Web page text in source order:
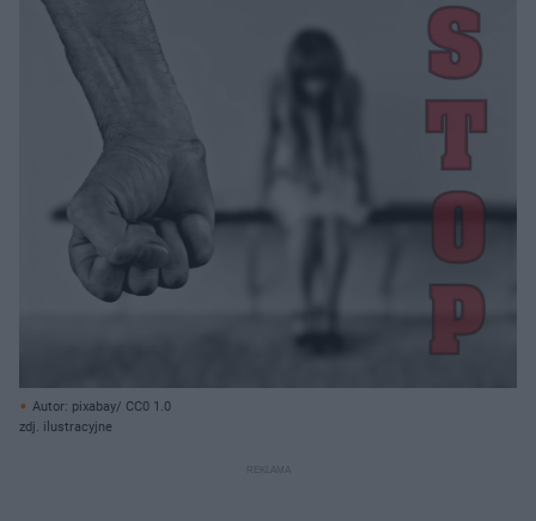
Autor: pixabay/ CC0 1.0
zdj. ilustracyjne